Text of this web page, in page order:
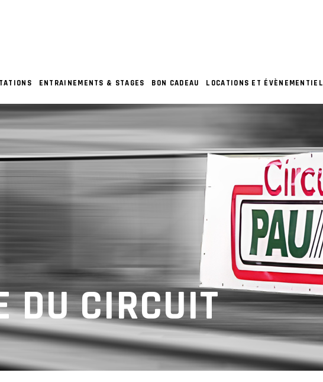
ENTRAINEMENTS & STAGES BON CADEAU LOCATIONS ET ÉVÈNEMENTIEL
DU CIRCUIT